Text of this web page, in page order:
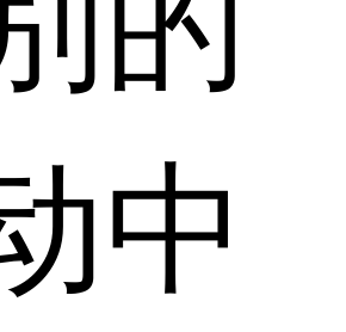
中